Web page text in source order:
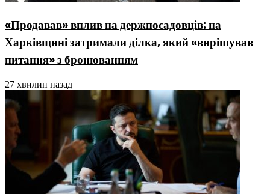
«Продавав» вплив на держпосадовців: на
Харківщині затримали ділка, який «вирішував
питання» з бронюванням
27 хвилин назад